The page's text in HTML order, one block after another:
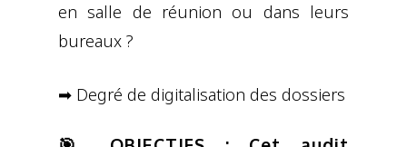
en salle de réunion ou dans leurs
bureaux ?
➡ Degré de digitalisation des dossiers